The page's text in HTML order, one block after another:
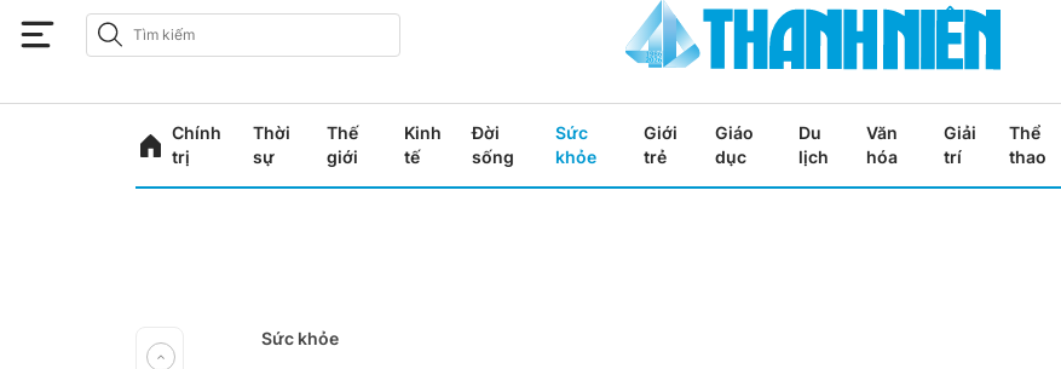
Chính
trị
Thời
sự
Thế
giới
Kinh
tế
Đời
sống
Sức
khỏe
Giới
trẻ
Giáo
dục
Du
lịch
Văn
hóa
Giải
trí
Thể
thao
Sức khỏe